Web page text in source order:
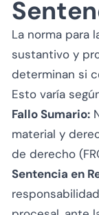
La norma para
sustantivo y
determinan si
Esto varía
Fallo Sumario:
material y
de derecho
Sentencia en